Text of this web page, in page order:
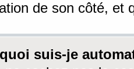
de son côté, et
suis-je